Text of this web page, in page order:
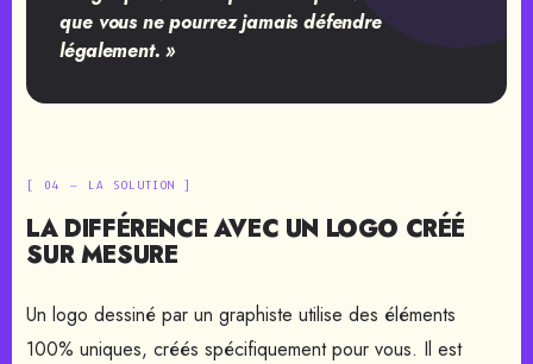
que vous ne pourrez jamais défendre
légalement. »
[ 04 — LA SOLUTION ]
LA DIFFÉRENCE AVEC UN LOGO CRÉÉ
SUR MESURE
Un logo dessiné par un graphiste utilise des éléments
100% uniques, créés spécifiquement pour vous. Il est